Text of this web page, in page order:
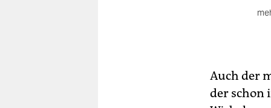
Auch der
der schon